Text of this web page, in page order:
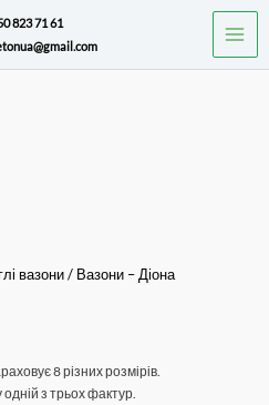
823 71 61
вазони / Вазони – Діона
8 різних розмірів.
з трьох фактур.